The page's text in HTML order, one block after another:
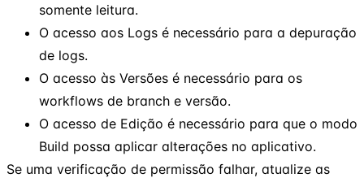
somente leitura.
O acesso aos Logs é necessário para a depuração
de logs.
O acesso às Versões é necessário para os
workflows de branch e versão.
O acesso de Edição é necessário para que o modo
Build possa aplicar alterações no aplicativo.
Se uma verificação de permissão falhar, atualize as